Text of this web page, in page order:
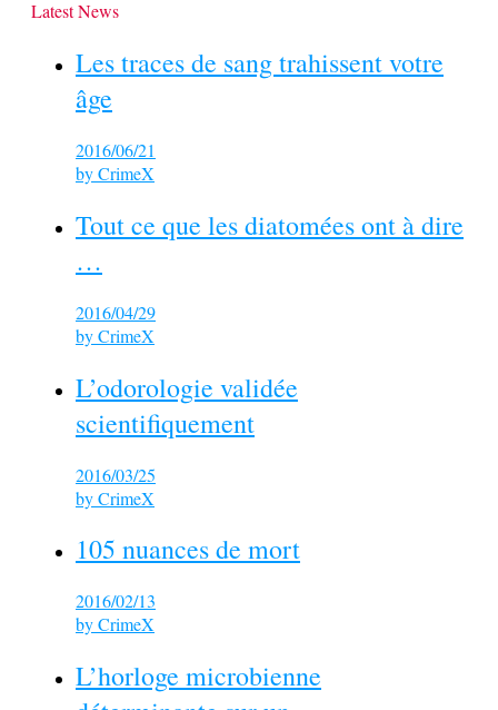
Latest News
Les traces de sang trahissent votre
âge
2016/06/21
byCrimeX
Tout ce que les diatomées ont à dire
…
2016/04/29
byCrimeX
L’odorologie validée
scientifiquement
2016/03/25
byCrimeX
105 nuances de mort
2016/02/13
byCrimeX
L’horloge microbienne